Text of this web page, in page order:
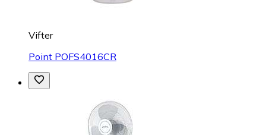
Vifter
Point POFS4016CR